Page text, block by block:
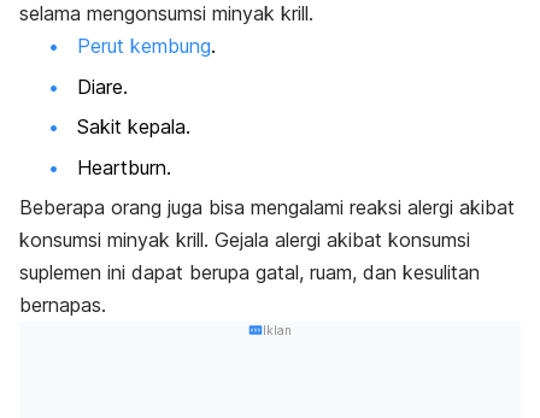
selama mengonsumsi minyak krill.
Perut kembung.
Diare.
Sakit kepala.
Heartburn.
Beberapa orang juga bisa mengalami reaksi alergi akibat
konsumsi minyak krill. Gejala alergi akibat konsumsi
suplemen ini dapat berupa gatal, ruam, dan kesulitan
bernapas.
Iklan